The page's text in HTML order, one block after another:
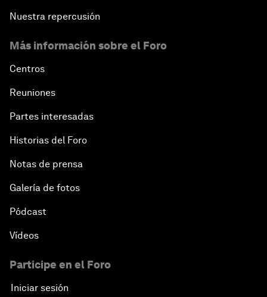
Nuestra repercusión
Más información sobre el Foro
Centros
Reuniones
Partes interesadas
Historias del Foro
Notas de prensa
Galería de fotos
Pódcast
Vídeos
Participe en el Foro
Iniciar sesión